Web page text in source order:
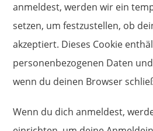
anmeldest, werden wir ein
setzen, um festzustellen, ob
akzeptiert. Dieses Cookie
personenbezogenen Daten
wenn du deinen Browser
Wenn du dich anmeldest,